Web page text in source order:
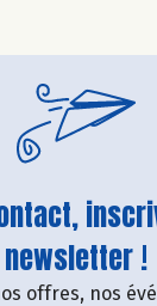
newsletter !
offres, nos